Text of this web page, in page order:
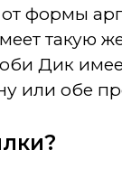
формы
такую
Дик
или обе